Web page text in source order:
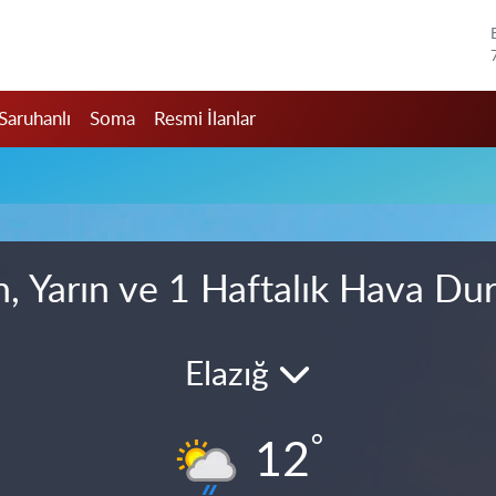
Soma Resmi İlanlar
Yarın ve 1 Haftalık Hava
Elazığ
12°